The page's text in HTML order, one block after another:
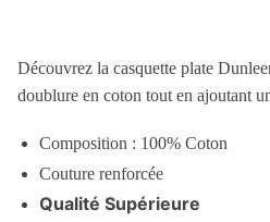
Découvrez la casquette plate
doublure en coton tout en ajoutant
Composition : 100% Coton
Couture renforcée
Qualité Supérieure